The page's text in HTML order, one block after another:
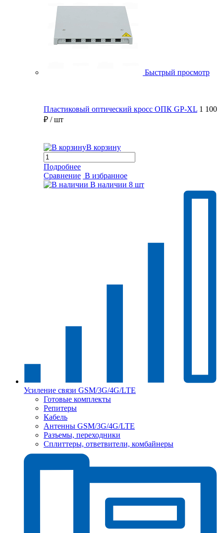
Быстрый просмотр
Пластиковый оптический кросс ОПК GP-XL 1 100
₽ / шт
В корзину
Подробнее
Сравнение В избранное
В наличии 8 шт
Усиление связи GSM/3G/4G/LTE
Готовые комплекты
Репитеры
Кабель
Антенны GSM/3G/4G/LTE
Разъемы, переходники
Сплиттеры, ответвители, комбайнеры